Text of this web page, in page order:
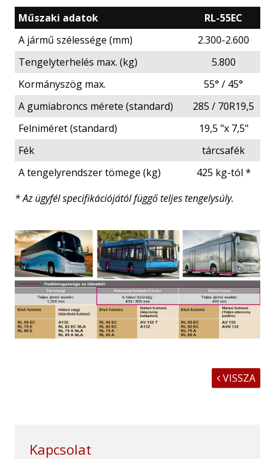
Műszaki adatok
RL-55EC
A jármű szélessége (mm)
2.300-2.600
Tengelyterhelés max. (kg)
5.800
Kormányszög max.
55° / 45°
A gumiabroncs mérete (standard)
285 / 70R19,5
Felniméret (standard)
19,5 "x 7,5"
Fék
tárcsafék
A tengelyrendszer tömege (kg)
425 kg-tól *
* Az ügyfél specifikációjától függő teljes tengelysúly.
 VISSZA
Kapcsolat